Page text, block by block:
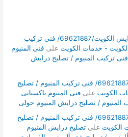
فنى المنيوم أبواب شبابيك درايش الكويت/69621887/ فنى تركيب
الكويت - خدمات الكويت على فنى المنيوم
حولى/69621887/ فنى تركيب المنيوم / تصليح درايش
فنى المنيوم باكستانى حولى/69621887/ فنى تركيب المنيوم / تصليح
الكويت على فنى المنيوم باكستانى
فنى المنيوم باكستانى حولى/69621887/ فنى تركيب المنيوم / تصليح
الكويت علىتصليح درايش المنيوم